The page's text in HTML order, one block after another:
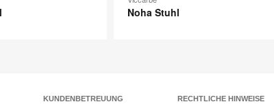
Noha Stuhl
KUNDENBETREUUNG RECHTLICHE HINWEISE